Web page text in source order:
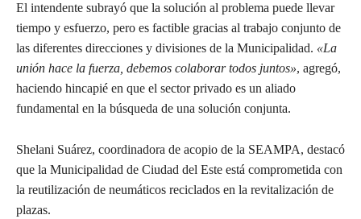
El intendente subrayó que la solución al problema puede llevar
tiempo y esfuerzo, pero es factible gracias al trabajo conjunto de
las diferentes direcciones y divisiones de la Municipalidad. «La
unión hace la fuerza, debemos colaborar todos juntos», agregó,
haciendo hincapié en que el sector privado es un aliado
fundamental en la búsqueda de una solución conjunta.
Shelani Suárez, coordinadora de acopio de la SEAMPA, destacó
que la Municipalidad de Ciudad del Este está comprometida con
la reutilización de neumáticos reciclados en la revitalización de
plazas.